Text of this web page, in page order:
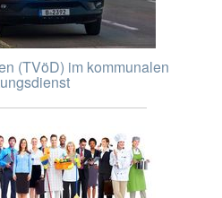
(TVöD) im kommunalen